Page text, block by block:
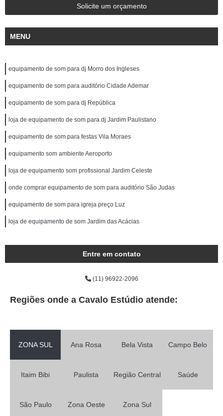
Solicite um orçamento
MENU
equipamento de som para dj Morro dos Ingleses
equipamento de som para auditório Cidade Ademar
equipamento de som para dj República
loja de equipamento de som para dj Jardim Paulistano
equipamento de som para festas Vila Moraes
equipamento som ambiente Aeroporto
loja de equipamento som profissional Jardim Celeste
onde comprar equipamento de som para auditório São Judas
equipamento de som para igreja preço Luz
loja de equipamento de som Jardim das Acácias
Entre em contato
(11) 96922-2096
Regiões onde a Cavalo Estúdio atende:
ZONA SUL Ana Rosa Bela Vista Campo Belo
Itaim Bibi Paulista Região Central Saúde
São Paulo Zona Oeste Zona Sul